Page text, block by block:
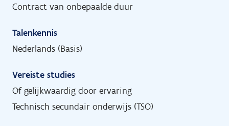
Contract van onbepaalde duur
Talenkennis
Nederlands (Basis)
Vereiste studies
Of gelijkwaardig door ervaring
Technisch secundair onderwijs (TSO)